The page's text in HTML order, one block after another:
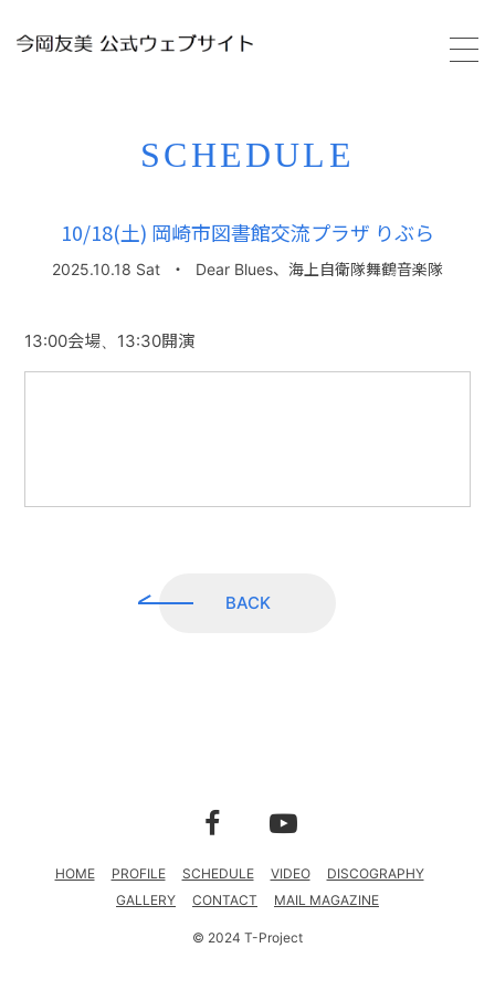
SCHEDULE
MAIL MAGAZINE
SCHEDULE
10/18(土) 岡崎市図書館交流プラザ りぶら
2025.10.18 Sat ・ Dear Blues、海上自衛隊舞鶴音楽隊
13:00会場、13:30開演
BACK
HOME PROFILE SCHEDULE VIDEO
DISCOGRAPHY
GALLERY
CONTACT MAIL MAGAZINE
© 2024 T-Project